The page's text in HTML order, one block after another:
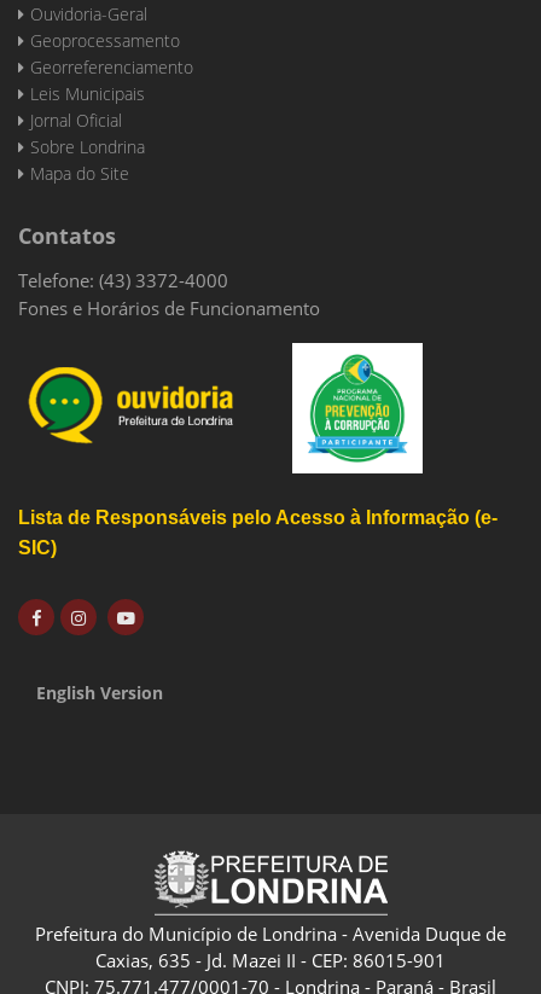
Ouvidoria-Geral
Geoprocessamento
Georreferenciamento
Leis Municipais
Jornal Oficial
Sobre Londrina
Mapa do Site
Contatos
Telefone: (43) 3372-4000
Fones e Horários de Funcionamento
Lista de Responsáveis pelo Acesso à Informação (e-
SIC)
English Version
Prefeitura do Município de Londrina - Avenida Duque de
Caxias, 635 - Jd. Mazei II - CEP: 86015-901
CNPJ: 75.771.477/0001-70 - Londrina - Paraná - Brasil